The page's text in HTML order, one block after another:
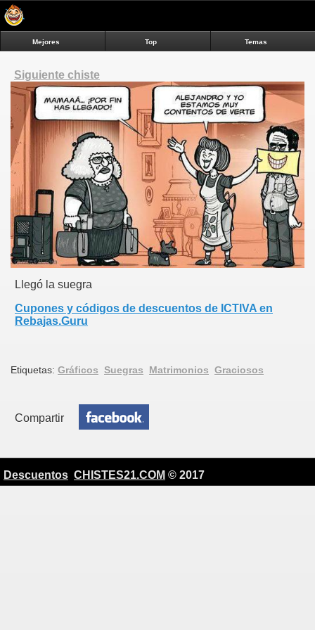
Mejores Top Temas
Siguiente chiste
Llegó la suegra
Cupones y códigos de descuentos de ICTIVA en
Rebajas.Guru
Etiquetas: Gráficos Suegras Matrimonios Graciosos
Compartir
Descuentos CHISTES21.COM © 2017